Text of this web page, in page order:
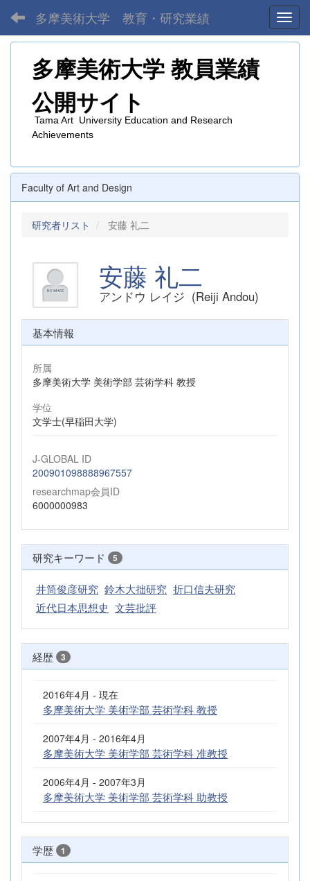
多摩美術大学 教育・研究業績
多摩美術大学 教員業績
公開サイト
Tama Art University Education and Research
Achievements
Faculty of Art and Design
研究者リスト 安藤 礼二
安藤 礼二
アンドウ レイジ (Reiji Andou)
基本情報
所属
多摩美術大学 美術学部 芸術学科 教授
学位
文学士(早稲田大学)
J-GLOBAL ID
200901098888967557
researchmap会員ID
6000000983
研究キーワード 5
井筒俊彦研究 鈴木大拙研究 折口信夫研究
近代日本思想史 文芸批評
経歴 3
2016年4月 - 現在
多摩美術大学 美術学部 芸術学科 教授
2007年4月 - 2016年4月
多摩美術大学 美術学部 芸術学科 准教授
2006年4月 - 2007年3月
多摩美術大学 美術学部 芸術学科 助教授
学歴 1